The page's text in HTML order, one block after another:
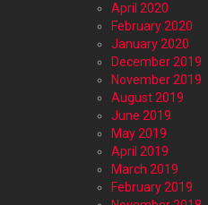
April 2020
February 2020
January 2020
December 2019
November 2019
August 2019
June 2019
May 2019
April 2019
March 2019
February 2019